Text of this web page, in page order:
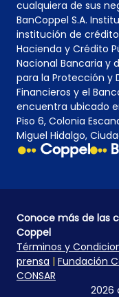
cualquiera de sus
BanCoppel S.A.
institución de
Hacienda y Crédito
Nacional Bancaria y
para la Protección y
Financieros y el
encuentra ubicado
Piso 6, Colonia
Miguel Hidalgo,
Conoce más de las
Coppel
Términos y
prensa | Fundación
CONSAR
2026